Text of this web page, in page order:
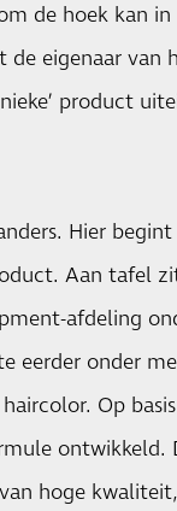
de hoek kan
de eigenaar
product
Hier
Aan tafel
afdeling
eerder onder
Op
ontwikkeld.
hoge